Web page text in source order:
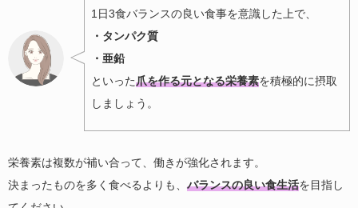
1日3食バランスの良い食事を意識した上で、
・タンパク質
・亜鉛
といった爪を作る元となる栄養素を積極的に摂取
しましょう。
栄養素は複数が補い合って、働きが強化されます。
決まったものを多く食べるよりも、 バランスの良い食生活を目指し